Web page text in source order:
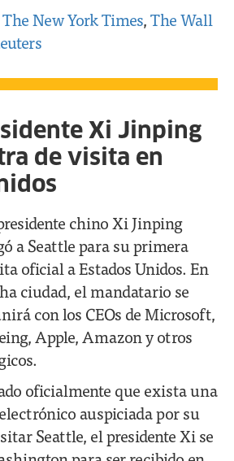
The New York Times,The Wall
Xi Jinping
de visita en
chino Xi Jinping
a Seattle para su primera
oficial a Estados Unidos. En
ciudad, el mandatario se
con los CEOs de Microsoft,
Apple, Amazon y otros
oficialmente que exista una
auspiciada por su
Seattle, el presidente Xi se